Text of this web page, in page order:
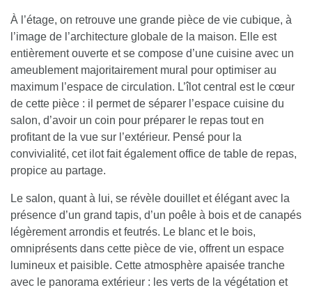
À l’étage, on retrouve une grande pièce de vie cubique, à
l’image de l’architecture globale de la maison. Elle est
entièrement ouverte et se compose d’une cuisine avec un
ameublement majoritairement mural pour optimiser au
maximum l’espace de circulation. L’îlot central est le cœur
de cette pièce : il permet de séparer l’espace cuisine du
salon, d’avoir un coin pour préparer le repas tout en
profitant de la vue sur l’extérieur. Pensé pour la
convivialité, cet ilot fait également office de table de repas,
propice au partage.
Le salon, quant à lui, se révèle douillet et élégant avec la
présence d’un grand tapis, d’un poêle à bois et de canapés
légèrement arrondis et feutrés. Le blanc et le bois,
omniprésents dans cette pièce de vie, offrent un espace
lumineux et paisible. Cette atmosphère apaisée tranche
avec le panorama extérieur : les verts de la végétation et